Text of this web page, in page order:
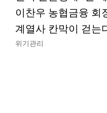
이찬우 농협금융 회
계열사 칸막이 걷는
위기관리